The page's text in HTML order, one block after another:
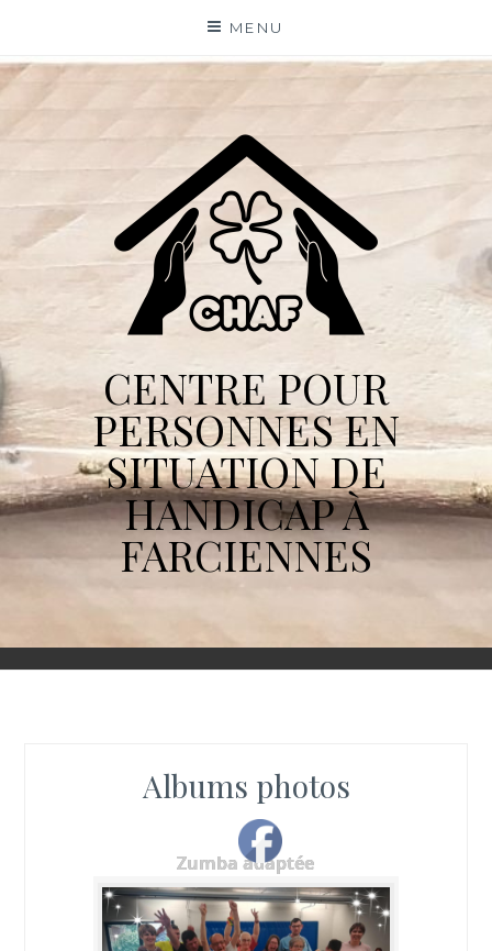
content
MENU
CENTRE POUR
PERSONNES EN
SITUATION DE
HANDICAP À
FARCIENNES
Albums photos
Zumba adaptée